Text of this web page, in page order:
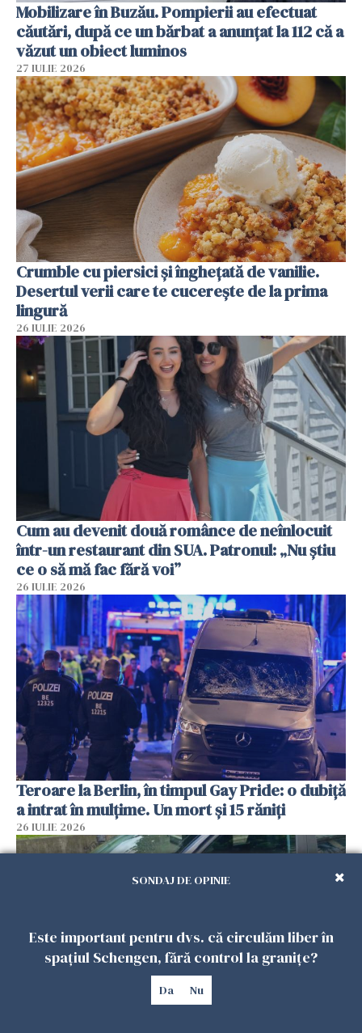
Mobilizare în Buzău. Pompierii au efectuat
căutări, după ce un bărbat a anunțat la 112 că a
văzut un obiect luminos
27 IULIE 2026
Crumble cu piersici și înghețată de vanilie.
Desertul verii care te cucerește de la prima
lingură
26 IULIE 2026
Cum au devenit două românce de neînlocuit
într-un restaurant din SUA. Patronul: „Nu știu
ce o să mă fac fără voi”
26 IULIE 2026
Teroare la Berlin, în timpul Gay Pride: o dubiță
a intrat în mulțime. Un mort și 15 răniți
26 IULIE 2026
SONDAJ DE OPINIE
Este important pentru dvs. că circulăm liber în
spațiul Schengen, fără control la granițe?
Da Nu